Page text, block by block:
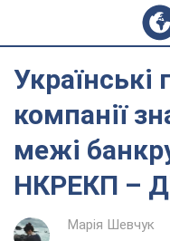
Українські
компанії
межі
НКРЕКП –
Марія Шевчук